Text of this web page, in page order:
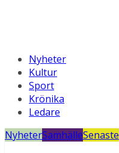
Nyheter
Kultur
Sport
Krönika
Ledare
NyheterSamhälleSenaste